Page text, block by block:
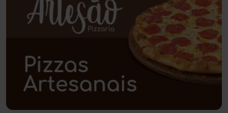
Poções (182)
(58)
Polícia Militar (27)